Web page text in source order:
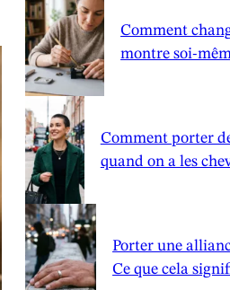
Comment
montre soi-
Comment porter
quand on a les
Porter une
Ce que cela